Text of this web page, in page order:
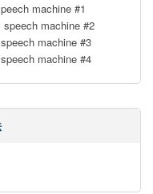
machine #1
machine #2
machine #3
machine #4